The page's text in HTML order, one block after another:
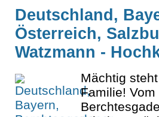
Deutschland,
Österreich,
Watzmann -
Mächtig
Familie!